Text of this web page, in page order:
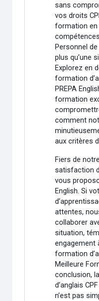
sans
vos droits
formation en
Personnel
plus qu’une
Explorez en
formation
PREPA
formation
comment
aux critères
Fiers de
satisfaction
vous
English. Si
attentes,
collaborer
situation,
engagement
formation
Meilleure
conclusion,
d’anglais
n’est pas